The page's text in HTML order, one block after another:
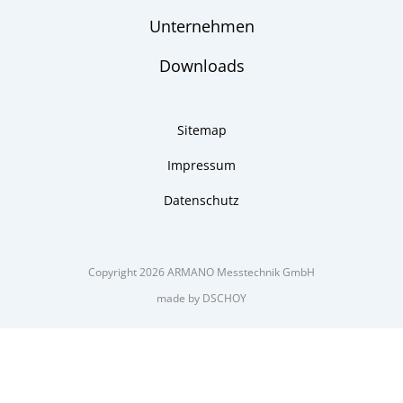
Unternehmen
Downloads
Sitemap
Impressum
Datenschutz
Copyright 2026 ARMANO Messtechnik GmbH
made by DSCHOY